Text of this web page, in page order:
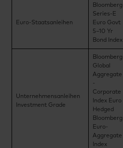
Euro-Staatsanleihen
Bloomberg
Series-E
Euro Govt
5–10 Yr
Bond Index
Unternehmensanleihen
Investment Grade
Bloomberg
Global
Aggregate
-
Corporate
Index Euro
Hedged
Bloomberg
Euro-
Aggregate
Index